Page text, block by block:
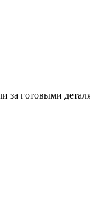
готовыми